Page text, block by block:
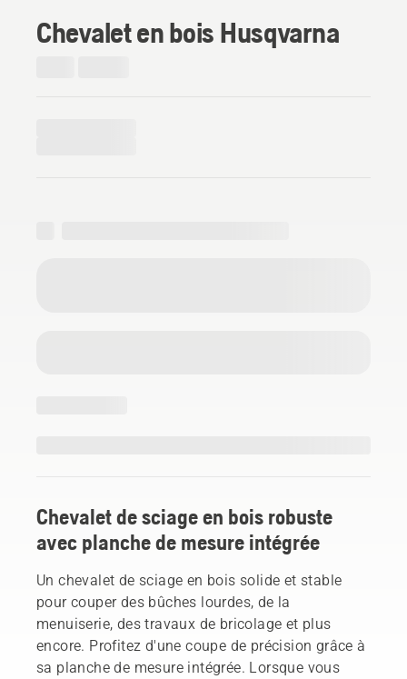
Chevalet en bois Husqvarna
Chevalet de sciage en bois robuste
avec planche de mesure intégrée
Un chevalet de sciage en bois solide et stable
pour couper des bûches lourdes, de la
menuiserie, des travaux de bricolage et plus
encore. Profitez d'une coupe de précision grâce à
sa planche de mesure intégrée. Lorsque vous